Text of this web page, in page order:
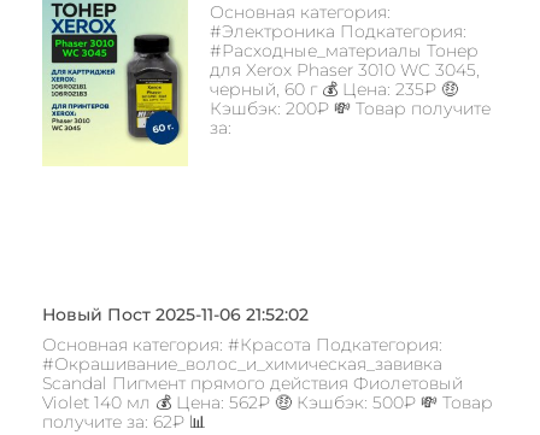
Основная категория:
#Электроника Подкатегория:
#Расходные_материалы Тонер
для Xerox Phaser 3010 WC 3045,
черный, 60 г 💰 Цена: 235₽ 🤑
Кэшбэк: 200₽ 💸 Товар получите
за:
Новый Пост 2025-11-06 21:52:02
Основная категория: #Красота Подкатегория:
#Окрашивание_волос_и_химическая_завивка
Scandal Пигмент прямого действия Фиолетовый
Violet 140 мл 💰 Цена: 562₽ 🤑 Кэшбэк: 500₽ 💸 Товар
получите за: 62₽ 📊